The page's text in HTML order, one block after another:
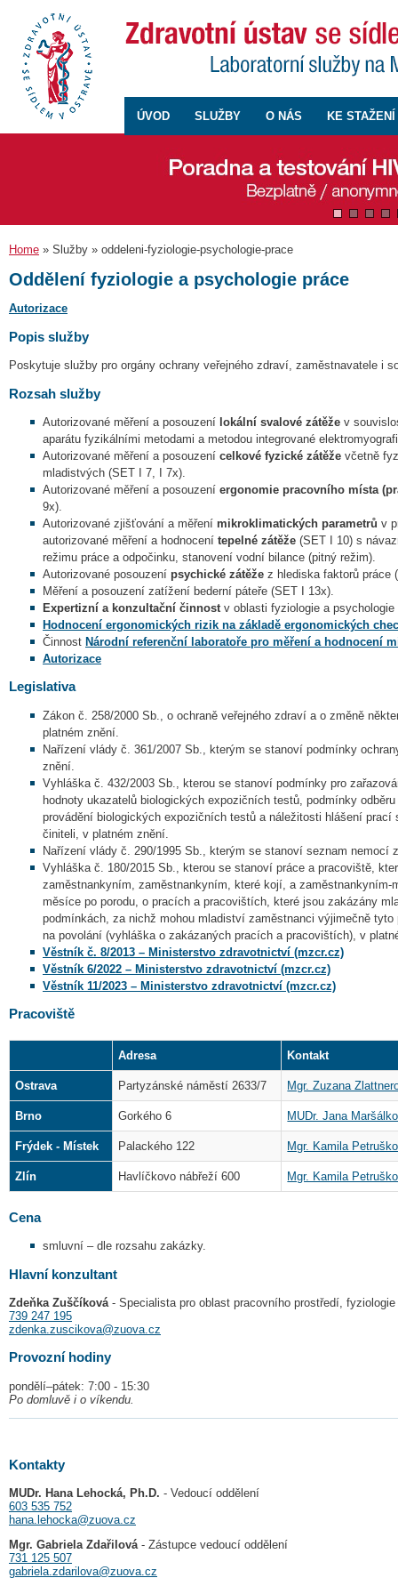
ÚVOD SLUŽBY O NÁS KE STAŽENÍ
Home » Služby » oddeleni-fyziologie-psychologie-prace
Oddělení fyziologie a psychologie práce
Autorizace
Popis služby
Poskytuje služby pro orgány ochrany veřejného zdraví, zaměstnavatele i
Rozsah služby
Autorizované měření a posouzení lokální svalové zátěže v
aparátu fyzikálními metodami a metodou integrované
Autorizované měření a posouzení celkové fyzické zátěže včetně
mladistvých (SET I 7, I 7x).
Autorizované měření a posouzení ergonomie pracovního místa
9x).
Autorizované zjišťování a měření mikroklimatických parametrů v
autorizované měření a hodnocení tepelné zátěže (SET I 10) s
režimu práce a odpočinku, stanovení vodní bilance (pitný režim).
Autorizované posouzení psychické zátěže z hlediska faktorů práce
Měření a posouzení zatížení bederní páteře (SET I 13x).
Expertizní a konzultační činnost v oblasti fyziologie a psychologie
Hodnocení ergonomických rizik na základě ergonomických
Činnost Národní referenční laboratoře pro měření a hodnocení
Autorizace
Legislativa
Zákon č. 258/2000 Sb., o ochraně veřejného zdraví a o změně
platném znění.
Nařízení vlády č. 361/2007 Sb., kterým se stanoví podmínky
znění.
Vyhláška č. 432/2003 Sb., kterou se stanoví podmínky pro
hodnoty ukazatelů biologických expozičních testů, podmínky
provádění biologických expozičních testů a náležitosti hlášení prací
činiteli, v platném znění.
Nařízení vlády č. 290/1995 Sb., kterým se stanoví seznam nemocí
Vyhláška č. 180/2015 Sb., kterou se stanoví práce a pracoviště,
zaměstnankyním, zaměstnankyním, které kojí, a zaměstnankyním-
měsíce po porodu, o pracích a pracovištích, které jsou zakázány
podmínkách, za nichž mohou mladiství zaměstnanci výjimečně tyto
na povolání (vyhláška o zakázaných pracích a pracovištích), v
Věstník č. 8/2013 – Ministerstvo zdravotnictví (mzcr.cz)
Věstník 6/2022 – Ministerstvo zdravotnictví (mzcr.cz)
Věstník 11/2023 – Ministerstvo zdravotnictví (mzcr.cz)
Pracoviště
Adresa Kontakt
Ostrava Partyzánské náměstí 2633/7 Mgr. Zuzana
Brno Gorkého 6 MUDr. Jana
Frýdek - Místek Palackého 122 Mgr. Kamila
Zlín Havlíčkovo nábřeží 600 Mgr. Kamila
Cena
smluvní – dle rozsahu zakázky.
Hlavní konzultant
Zdeňka Zuščíková- Specialista pro oblast pracovního prostředí, fyziologie
739 247 195
zdenka.zuscikova@zuova.cz
Provozní hodiny
pondělí–pátek: 7:00 - 15:30
Po domluvě i o víkendu.
Kontakty
MUDr. Hana Lehocká, Ph.D. - Vedoucí oddělení
603 535 752
hana.lehocka@zuova.cz
Mgr. Gabriela Zdařilová - Zástupce vedoucí oddělení
731 125 507
gabriela.zdarilova@zuova.cz